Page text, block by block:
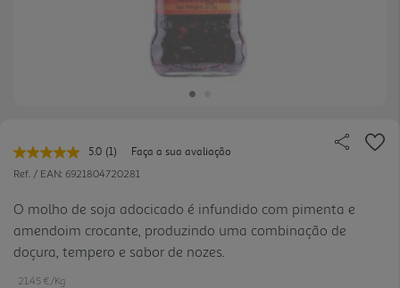
5.0 Leu
uma
Link
para
a
mesma
página.
(1)
Faça a sua avaliação
Ref. / EAN: 6921804720281
O molho de soja adocicado é infundido com pimenta e
amendoim crocante, produzindo uma combinação de
doçura, tempero e sabor de nozes.
21.45 €/Kg